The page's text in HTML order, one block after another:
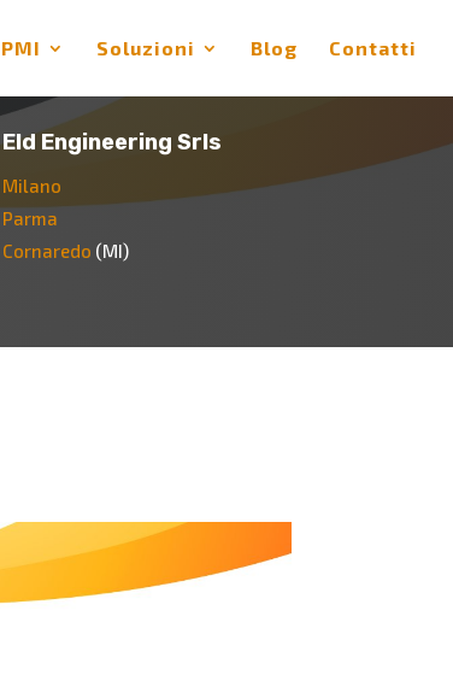
PMI Soluzioni Blog Contatti
Eld Engineering Srls
Milano
Parma
Cornaredo (MI)